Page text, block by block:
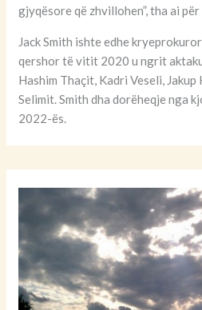
gjyqësore që zhvillohen”, tha ai për
Jack Smith ishte edhe
qershor të vitit 2020 u ngrit
Hashim Thaçit, Kadri Veseli,
Selimit. Smith dha dorëheqje nga
2022-ës.